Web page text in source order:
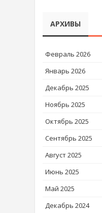
АРХИВЫ
Февраль 2026
Январь 2026
Декабрь 2025
Ноябрь 2025
Октябрь 2025
Сентябрь 2025
Август 2025
Июнь 2025
Май 2025
Декабрь 2024